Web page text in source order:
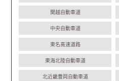
関越自動車道
中央自動車道
東名高速道路
東海北陸自動車道
北近畿豊岡自動車道